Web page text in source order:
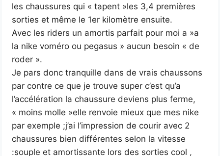
les chaussures qui « tapent »les 3,4 premières
sorties et même le 1er kilomètre ensuite.
Avec les riders un amortis parfait pour moi a »a
la nike voméro ou pegasus » aucun besoin « de
roder ».
Je pars donc tranquille dans de vrais chaussons
par contre ce que je trouve super c’est qu’a
l’accélération la chaussure deviens plus ferme,
« moins molle »elle renvoie mieux que mes nike
par exemple ;j’ai l’impression de courir avec 2
chaussures bien différentes selon la vitesse
:souple et amortissante lors des sorties cool ,